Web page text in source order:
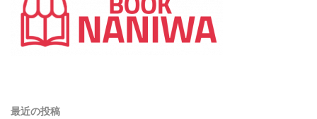
最近の投稿